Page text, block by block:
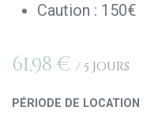
Caution : 150€
61,98€ /5 Jours
PÉRIODE DE LOCATION